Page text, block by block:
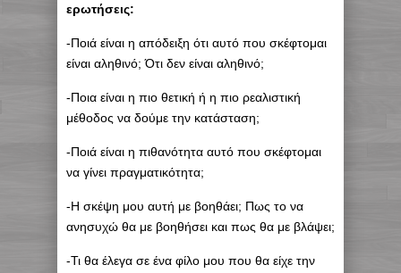
ερωτήσεις:
-Ποιά είναι η απόδειξη ότι αυτό που σκέφτομαι
είναι αληθινό; Ότι δεν είναι αληθινό;
-Ποια είναι η πιο θετική ή η πιο ρεαλιστική
μέθοδος να δούμε την κατάσταση;
-Ποιά είναι η πιθανότητα αυτό που σκέφτομαι
να γίνει πραγματικότητα;
-Η σκέψη μου αυτή με βοηθάει; Πως το να
ανησυχώ θα με βοηθήσει και πως θα με βλάψει;
-Τι θα έλεγα σε ένα φίλο μου που θα είχε την